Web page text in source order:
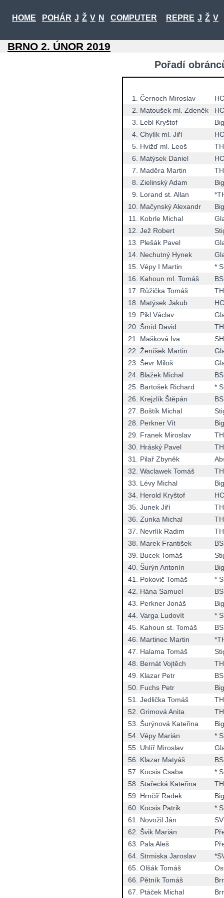
HOME POHÁR J Ž V N COMPUTER REPRE J Ž V
BRNO 2. ÚNOR 2019
Pořadí
1. Černoch Miroslav
2.
Matoušek ml. Zdeněk
3.
Lebl Kryštof
4. Chylík ml. Jiří
5. Hvižď ml. Leoš
6.
Matýsek Daniel
7.
Maděra Martin
8. Zielinský Adam
9.
Lorand st. Allan
10. Mačynský Alexandr
11.
Kobrle Michal
12. Jež Robert
13.
Plešák Pavel
14. Nechutný Hynek
15. Vépy I Martin
*
16.
Kahoun ml. Tomáš
17.
Růžička Tomáš
18.
Matýsek Jakub
19.
Pikl Václav
20. Šmíd David
21.
Mašková Iva
22. Ženíšek Martin
23. Ševr Miloš
24. Blažek Michal
25. Bartošek Richard
*
26.
Krejzlík Štěpán
27.
Boštík Michal
28.
Perkner Vít
29.
Franek Miroslav
30. Hráský Pavel
31.
Pilař Zbyněk
32. Waclawek Tomáš
33.
Lévy Michal
34. Herold Kryštof
35. Junek Jiří
36. Zunka Michal
37.
Nevrlík Radim
38.
Marek František
39.
Bucek Tomáš
40. Šurýn Antonín
41.
Pokovič Tomáš
*
42.
Hána Samuel
43.
Perkner Jonáš
44. Varga Ludovít
*
45. Kahoun st. Tomáš
46.
Martinec Martin
47.
Halama Tomáš
48.
Bernát Vojtěch
49.
Klazar Petr
50. Fuchs Petr
51.
Jedlička Tomáš
52. Grimová Anita
53. Šurýnová Kateřina
54. Vépy Marián
*
55. Uhlíř Miroslav
56.
Klazar Matyáš
57.
Kocsis Csaba
*
58.
Stařecká Kateřina
59.
Hrnčíř Radek
60. Kocsis Patrik
*
61.
Novožil Ján
62.
Švik Marián
63.
Pala Aleš
64. Strmiska Jaroslav
65. Olšák Tomáš
66.
Pětník Tomáš
67.
Ptáček Michal